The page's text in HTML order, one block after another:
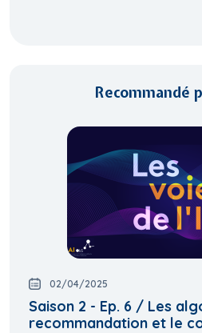
Recommandé
02/04/2025
Saison 2 - Ep. 6 / Les
recommandation et le